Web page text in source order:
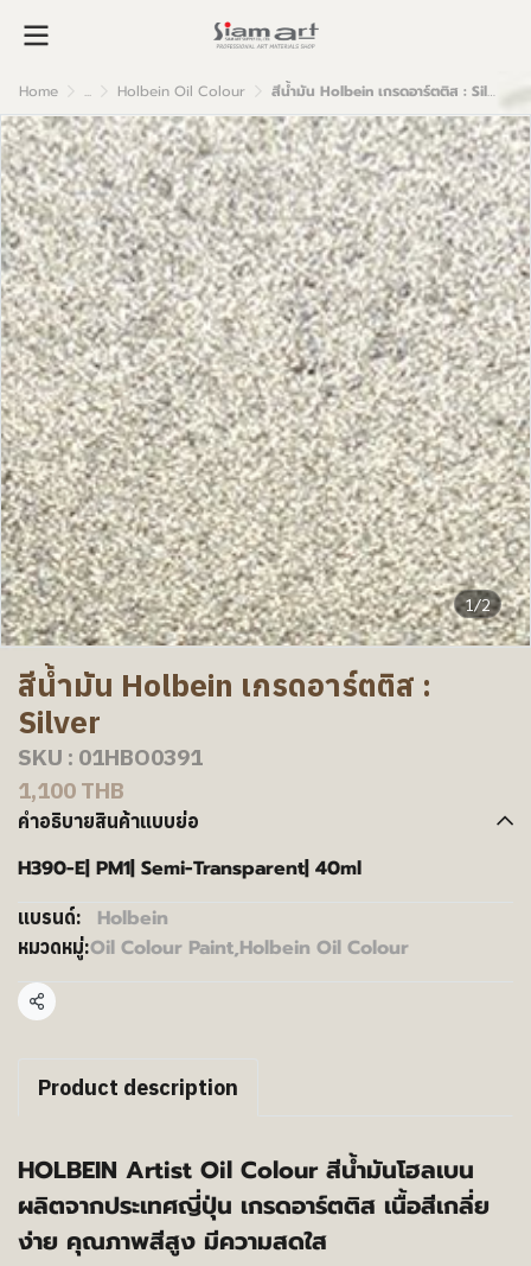
Home ... Holbein Oil Colour สีน้ำมัน Holbein เกรดอาร์ตติส : Silver
1/2
สีน้ำมัน Holbein เกรดอาร์ตติส :
Silver
SKU : 01HBO0391
1,100 THB
คำอธิบายสินค้าแบบย่อ
H390-E| PM1| Semi-Transparent| 40ml
แบรนด์: Holbein
หมวดหมู่:Oil Colour Paint,Holbein Oil Colour
แชร์
Product description
HOLBEIN Artist Oil Colour สีน้ำมันโฮลเบน
ผลิตจากประเทศญี่ปุ่น เกรดอาร์ตติส เนื้อสีเกลี่ย
ง่าย คุณภาพสีสูง มีความสดใส